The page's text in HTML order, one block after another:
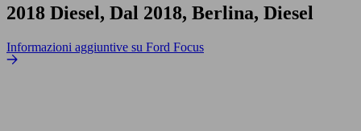
2018 Diesel, Dal 2018, Berlina, Diesel
Informazioni aggiuntive su Ford Focus